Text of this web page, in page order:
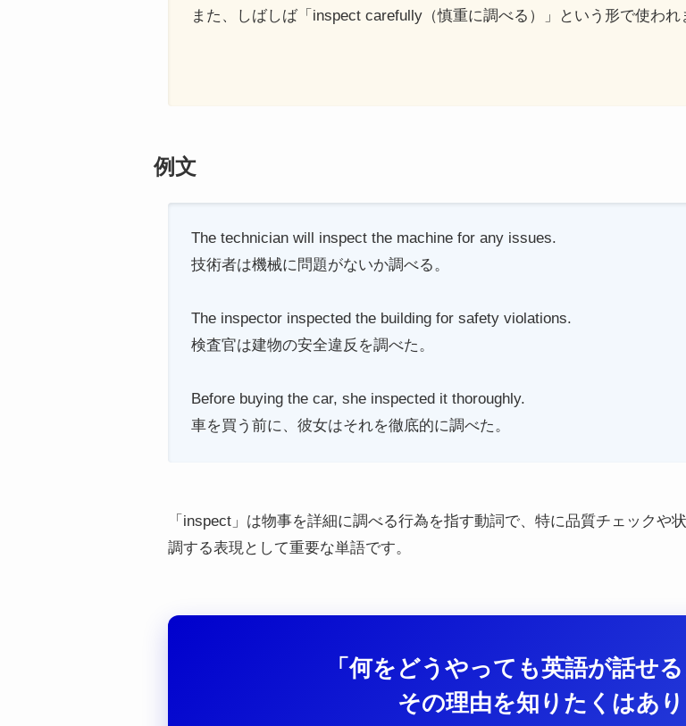
また、しばしば「inspect carefully（慎重に調べる）」という形で使われ
例文
The technician will inspect the machine for any issues.
技術者は機械に問題がないか調べる。
The inspector inspected the building for safety violations.
検査官は建物の安全違反を調べた。
Before buying the car, she inspected it thoroughly.
車を買う前に、彼女はそれを徹底的に調べた。
「inspect」は物事を詳細に調べる行為を指す動詞で、特に品質チェックや
調する表現として重要な単語です。
「何をどうやっても英語が話せ
その理由を知りたくはあ